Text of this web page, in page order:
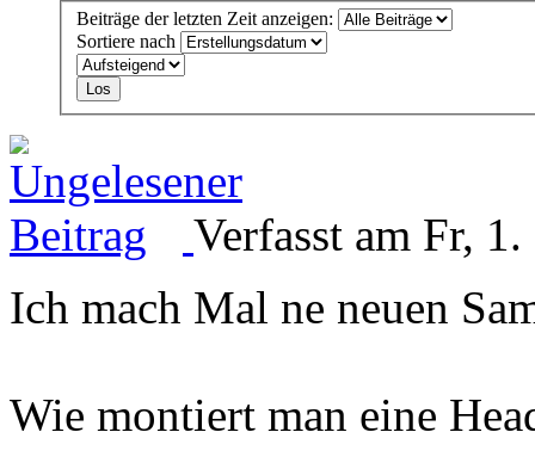
Beiträge der letzten Zeit anzeigen:
Sortiere nach
Verfasst am Fr,
Ich mach Mal ne neuen
Wie montiert man eine